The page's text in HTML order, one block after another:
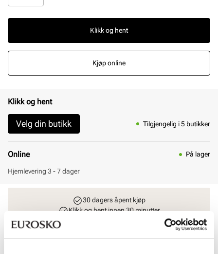
Klikk og hent
Kjøp online
Klikk og hent
Velg din butikk Tilgjengelig i 5 butikker
Online På lager
Hjemlevering 3 - 7 dager
30 dagers åpent kjøp
Klikk og hent innen 30 minutter